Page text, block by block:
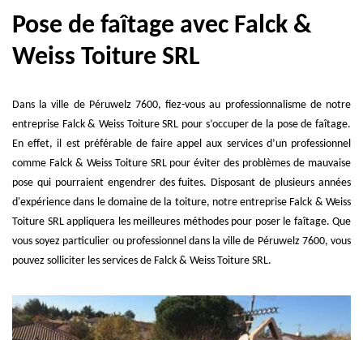
Pose de faîtage avec Falck &
Weiss Toiture SRL
Dans la ville de Péruwelz 7600, fiez-vous au professionnalisme de notre
entreprise Falck & Weiss Toiture SRL pour s’occuper de la pose de faîtage.
En effet, il est préférable de faire appel aux services d’un professionnel
comme Falck & Weiss Toiture SRL pour éviter des problèmes de mauvaise
pose qui pourraient engendrer des fuites. Disposant de plusieurs années
d'expérience dans le domaine de la toiture, notre entreprise Falck & Weiss
Toiture SRL appliquera les meilleures méthodes pour poser le faîtage. Que
vous soyez particulier ou professionnel dans la ville de Péruwelz 7600, vous
pouvez solliciter les services de Falck & Weiss Toiture SRL.